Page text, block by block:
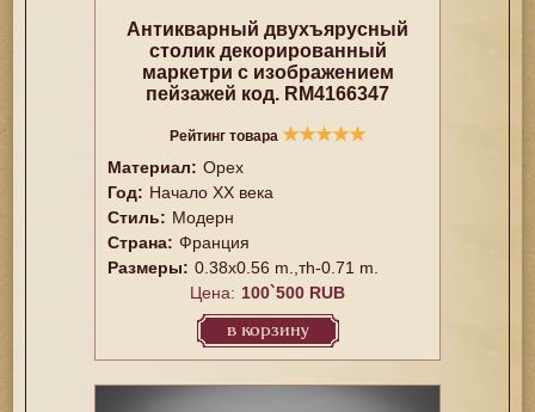
Антикварный двухъярусный
столик декорированный
маркетри с изображением
пейзажей код. RM4166347
Рейтинг товара ★★★★★
Материал: Орех
Год: Начало XX века
Стиль: Модерн
Страна: Франция
Размеры: 0.38x0.56 m.,тh-0.71 m.
Цена: 100`500 RUB
в корзину